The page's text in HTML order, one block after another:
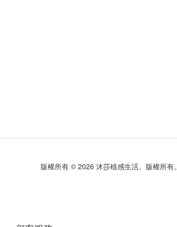
版權所有 © 2026 沐莎植感生活。版權所有。